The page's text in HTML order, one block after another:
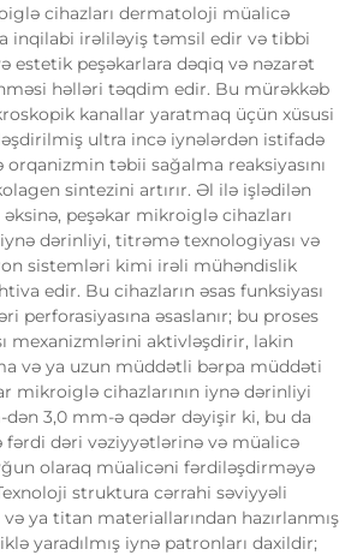
cihazları dermatoloji müalicə
inqilabi irəliləyiş təmsil edir və tibbi
estetik peşəkarlara dəqiq və nəzarət
həlləri təqdim edir. Bu mürəkkəb
kanallar yaratmaq üçün xüsusi
ultra incə iynələrdən istifadə
təbii sağalma reaksiyasını
sintezini artırır. Əl ilə işlədilən
peşəkar mikroiglə cihazları
dərinliyi, titrəmə texnologiyası və
sistemləri kimi irəli mühəndislik
edir. Bu cihazların əsas funksiyası
perforasiyasına əsaslanır; bu proses
mexanizmlərini aktivləşdirir, lakin
və ya uzun müddətli bərpa müddəti
mikroiglə cihazlarının iynə dərinliyi
3,0 mm-ə qədər dəyişir ki, bu da
fərdi dəri vəziyyətlərinə və müalicə
olaraq müalicəni fərdiləşdirməyə
struktura cərrahi səviyyəli
ya titan materiallarından hazırlanmış
yaradılmış iynə patronları daxildir;